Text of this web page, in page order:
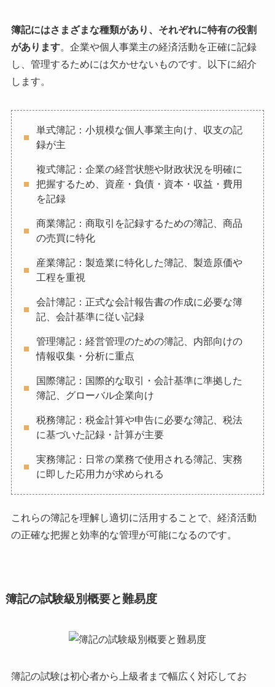
簿記にはさまざまな種類があり、それぞれに特有の役割
があります。企業や個人事業主の経済活動を正確に記録
し、管理するためには欠かせないものです。以下に紹介
します。
単式簿記：小規模な個人事業主向け、収支の記
録が主
複式簿記：企業の経営状態や財政状況を明確に
把握するため、資産・負債・資本・収益・費用
を記録
商業簿記：商取引を記録するための簿記、商品
の売買に特化
産業簿記：製造業に特化した簿記、製造原価や
工程を重視
会計簿記：正式な会計報告書の作成に必要な簿
記、会計基準に従い記録
管理簿記：経営管理のための簿記、内部向けの
情報収集・分析に重点
国際簿記：国際的な取引・会計基準に準拠した
簿記、グローバル企業向け
税務簿記：税金計算や申告に必要な簿記、税法
に基づいた記録・計算が主要
実務簿記：日常の業務で使用される簿記、実務
に即した応用力が求められる
これらの簿記を理解し適切に活用することで、経済活動
の正確な把握と効率的な管理が可能になるのです。
簿記の試験級別概要と難易度
簿記の試験は初心者から上級者まで幅広く対応してお